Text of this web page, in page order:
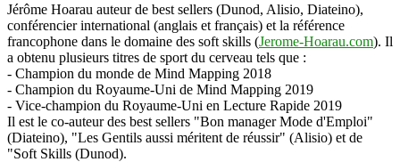
Jérôme Hoarau auteur de best sellers (Dunod, Alisio, Diateino),
conférencier international (anglais et français) et la référence
francophone dans le domaine des soft skills (Jerome-Hoarau.com). Il
a obtenu plusieurs titres de sport du cerveau tels que :
- Champion du monde de Mind Mapping 2018
- Champion du Royaume-Uni de Mind Mapping 2019
- Vice-champion du Royaume-Uni en Lecture Rapide 2019
Il est le co-auteur des best sellers "Bon manager Mode d'Emploi"
(Diateino), "Les Gentils aussi méritent de réussir" (Alisio) et de
"Soft Skills (Dunod).